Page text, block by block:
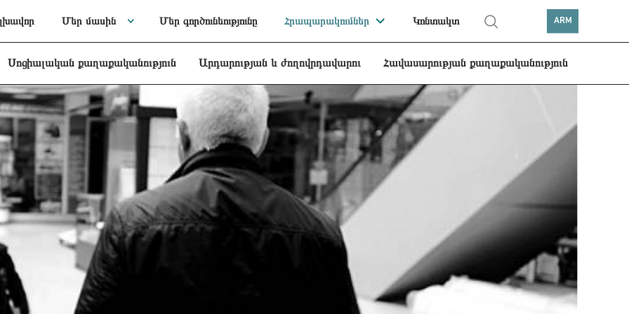
Մեր մասին Մեր գործունեությունը Հրապարակումներ Կոնտակտ ARM
Սոցիալական քաղաքականություն Արդարության և ժողովրդավարու Հավասարության քաղաքականություն